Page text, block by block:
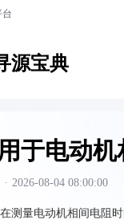
台
源宝典
于电动
· 2026-08-04 08:00:00
测量电动机相间电阻